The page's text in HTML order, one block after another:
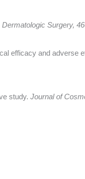
Dermatologic Surgery, 46
efficacy and adverse
study. Journal of